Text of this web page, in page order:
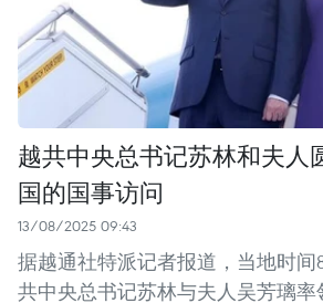
越共中央总书记苏林和夫人
国的国事访问
13/08/2025 09:43
据越通社特派记者报道，当地时间
共中央总书记苏林与夫人吴芳璃率